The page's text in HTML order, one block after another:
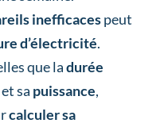
inefficacespeut
d’électricité.
que ladurée
sa puissance,
calculer sa